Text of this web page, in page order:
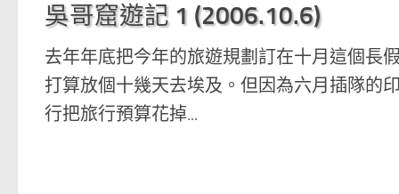
吳哥窟遊記 1 (2006.10.6)
去年年底把今年的旅遊規劃訂在十月這個長
打算放個十幾天去埃及。但因為六月插隊的
行把旅行預算花掉...